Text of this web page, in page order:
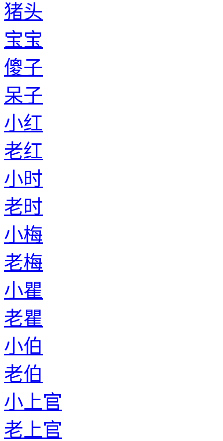
猪头
宝宝
傻子
呆子
小红
老红
小时
老时
小梅
老梅
小瞿
老瞿
小伯
老伯
小上官
老上官